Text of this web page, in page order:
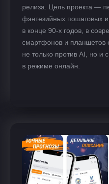
релиза. Цель проекта —
фэнтезийных пошаговых
в конце 90-х годов, в
смартфонов и планшетов
не только против AI, но и
в режиме онлайн.